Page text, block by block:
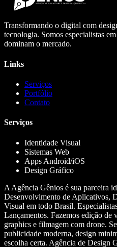
Transformando o digital com
tecnologia. Somos especialistas
dominam o mercado.
Links
Serviços
Portfólio
Contato
Serviços
Identidade Visual
Sistemas Web
Apps Android/iOS
Design Gráfico
A Agência Gênios é sua parceira
Desenvolvimento de Aplicativos,
Visual em todo Brasil.
Lançamentos. Fazemos edição
graphics e filmagem com drone.
publicidade moderna, design
escolha certa. Agência de Design